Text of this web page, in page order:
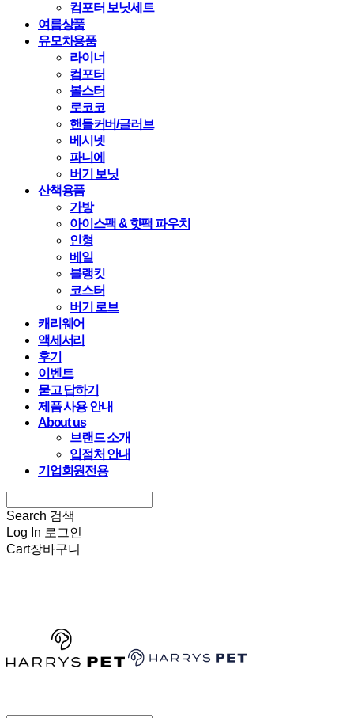
컴포터 보닛세트
여름상품
유모차용품
라이너
컴포터
볼스터
로코코
핸들커버/글러브
베시넷
파니에
버기 보닛
산책용품
가방
아이스팩 & 핫팩 파우치
인형
베일
블랭킷
코스터
버기 로브
캐리웨어
액세서리
후기
이벤트
묻고 답하기
제품 사용 안내
About us
브랜드 소개
입점처 안내
기업회원전용
Search 검색
Log In 로그인
Cart장바구니